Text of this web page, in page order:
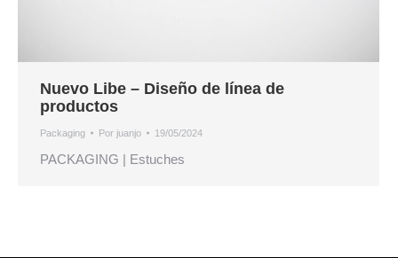
Nuevo Libe – Diseño de línea de
productos
Packaging Por juanjo 19/05/2024
PACKAGING | Estuches